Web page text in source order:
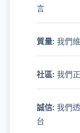
言
質量: 我們
社區: 我們
誠信: 我們
台